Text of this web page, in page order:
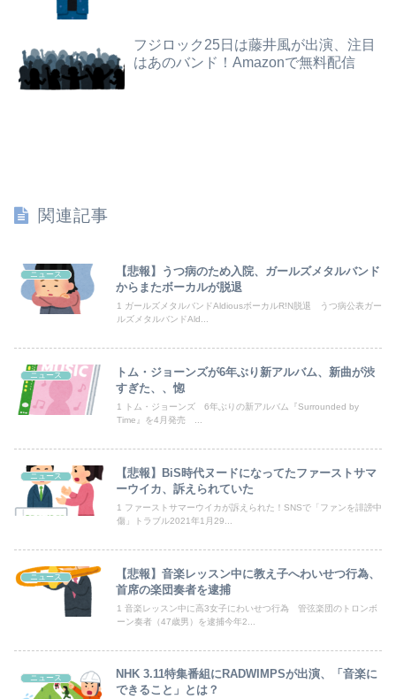
旅行先で綺麗なガラス工房の灰皿を愛煙家の父のお土産にしたんだけどダイソーでそっくりな商品を見つけた
【画像】JKのプール掃除、エチエチすぎるｗｗｗwｗｗｗｗｗｗｗｗ❤
【日向坂46】まさかの楽曲も披露！『三期生LIVE』愛知公演のレポがこちら
日向坂OGの最新ランジェリー、もうエグいだろ・・・(画像どーん)
好きな女の子から預かったHDDの中から、とんでもないモノを発見してしまった
私「妊娠しました」義兄嫁「その子は私が育てる！」→義妹の子を育ててきた私にまさかの要求をしてきて…
【画像】加藤綾子アナ、無防備パン●ラ撮られちゃう
【悲報】露悪系アニメ、最盛期へｗｗｗｗｗ
【悲報】ガキ「これインターネット老人会じゃんｗ」ぼく「どれどれ…」ガキ「ニコニコ！らきすた！ボカロ！」ぼく「はぁ…」
フジロック25日は藤井風が出演、注目
はあのバンド！Amazonで無料配信
関連記事
ニュース
【悲報】うつ病のため入院、ガールズメタルバンド
からまたボーカルが脱退
1 ガールズメタルバンドAldiousボーカルR!N脱退 うつ病公表ガー
ルズメタルバンドAld...
ニュース
トム・ジョーンズが6年ぶり新アルバム、新曲が渋
すぎた、、惚
1 トム・ジョーンズ 6年ぶりの新アルバム『Surrounded by
Time』を4月発売 ...
ニュース
【悲報】BiS時代ヌードになってたファーストサマ
ーウイカ、訴えられていた
1 ファーストサマーウイカが訴えられた！SNSで「ファンを誹謗中
傷」トラブル2021年1月29...
ニュース
【悲報】音楽レッスン中に教え子へわいせつ行為、
首席の楽団奏者を逮捕
1 音楽レッスン中に高3女子にわいせつ行為 管弦楽団のトロンボ
ーン奏者（47歳男）を逮捕今年2...
ニュース
NHK 3.11特集番組にRADWIMPSが出演、「音楽に
できること」とは？